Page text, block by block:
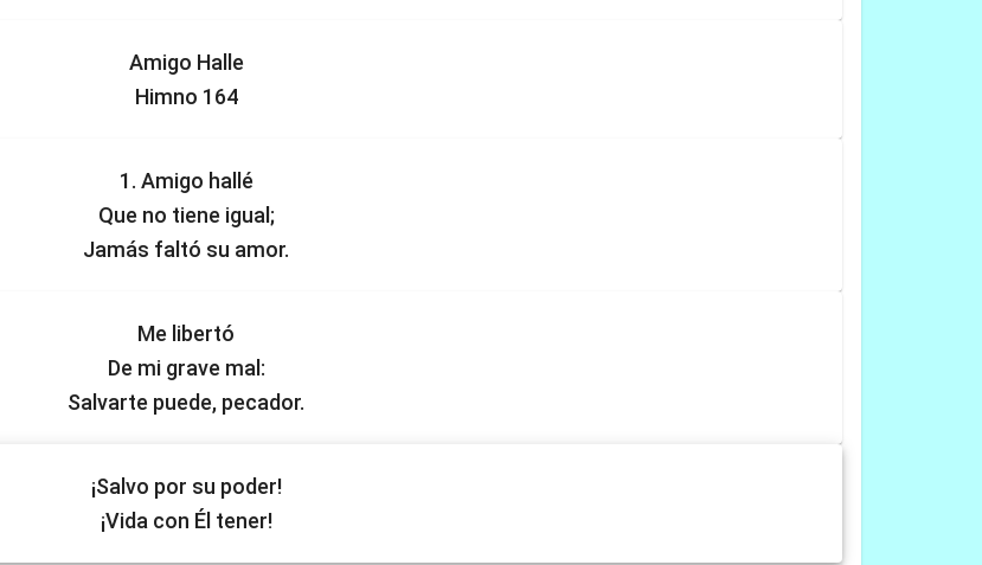
Amigo Halle
Himno 164
1. Amigo hallé
Que no tiene igual;
Jamás faltó su amor.
Me libertó
De mi grave mal:
Salvarte puede, pecador.
¡Salvo por su poder!
¡Vida con Él tener!